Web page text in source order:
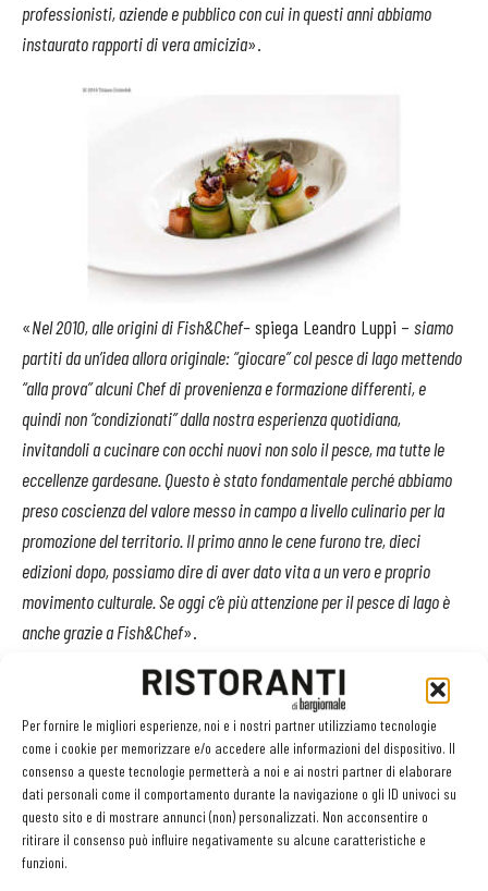
Per fornire le migliori esperienze, noi e i nostri partner utilizziamo tecnologie
come i cookie per memorizzare e/o accedere alle informazioni del dispositivo. Il
consenso a queste tecnologie permetterà a noi e ai nostri partner di elaborare
dati personali come il comportamento durante la navigazione o gli ID univoci su
questo sito e di mostrare annunci (non) personalizzati. Non acconsentire o
ritirare il consenso può influire negativamente su alcune caratteristiche e
funzioni.
professionisti, aziende e pubblico con cui in questi anni abbiamo
instaurato rapporti di vera amicizia».
«Nel 2010, alle origini di Fish&Chef–spiega Leandro Luppi – siamo
partiti da un’idea allora originale: “giocare” col pesce di lago mettendo
“alla prova” alcuni Chef di provenienza e formazione differenti, e
quindi non “condizionati” dalla nostra esperienza quotidiana,
invitandoli a cucinare con occhi nuovi non solo il pesce, ma tutte le
eccellenze gardesane. Questo è stato fondamentale perché abbiamo
preso coscienza del valore messo in campo a livello culinario per la
promozione del territorio. Il primo anno le cene furono tre, dieci
edizioni dopo, possiamo dire di aver dato vita a un vero e proprio
movimento culturale. Se oggi c’è più attenzione per il pesce di lago è
anche grazie a Fish&Chef».
E poiché non c’è festa senza un ottimo vino con cui brindare, per
celebrare questo importante anniversario Fish&Chef ha scelto
un’eccellenza del Lago di Garda: Cà Maiol, che fin dal 1967 - anno
della sua fondazione – si fa promotrice in Italia, così come
all’estero, di una tra le più apprezzate produzioni enologiche del
territorio gardesano.
Nel corso della serata sarà possibile esplorare un’ampia gamma di